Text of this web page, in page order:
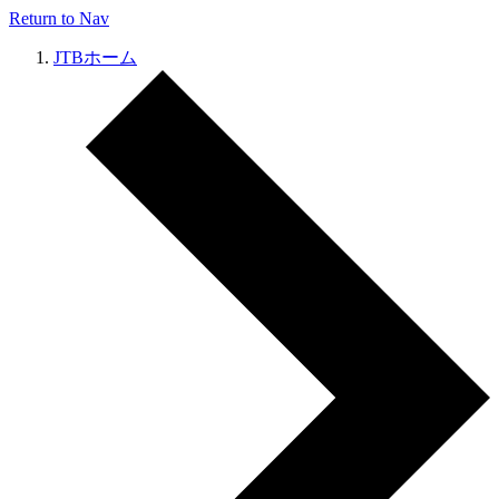
Return to Nav
JTBホーム